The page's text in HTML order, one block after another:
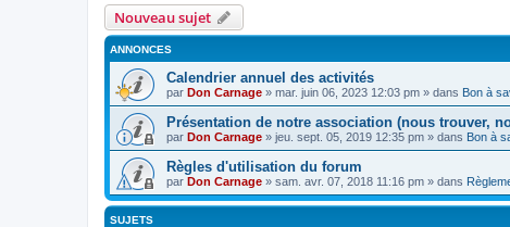
Nouveau sujet
ANNONCES
Calendrier annuel des activités
par Don Carnage » mar. juin 06, 2023 12:03 pm » dans Bon à
Présentation de notre association (nous trouver,
par Don Carnage » jeu. sept. 05, 2019 12:35 pm » dans Bon à
Règles d'utilisation du forum
par Don Carnage » sam. avr. 07, 2018 11:16 pm » dans
SUJETS